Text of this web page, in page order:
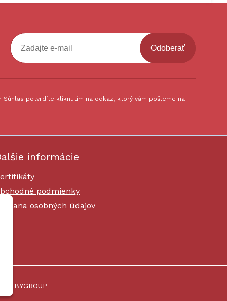
Odoberať
potvrdíte kliknutím na odkaz, ktorý vám pošleme na
informácie
podmienky
osobných údajov
WEBYGROUP